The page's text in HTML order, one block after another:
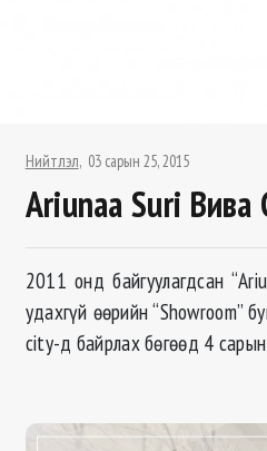
Нийтлэл 03 сарын 25, 2015
Ariunaa Suri Вива
2011 онд байгуулагдсан
удахгүй өөрийн “Showroom”
city-д байрлах бөгөөд 4